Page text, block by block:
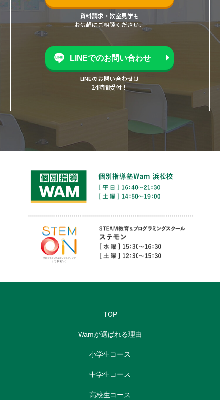
資料請求・教室見学も
お気軽にご相談ください。
LINEでのお問い合わせ
LINEのお問い合わせは
24時間受付！
TOP
Wamが選ばれる理由
小学生コース
中学生コース
高校生コース